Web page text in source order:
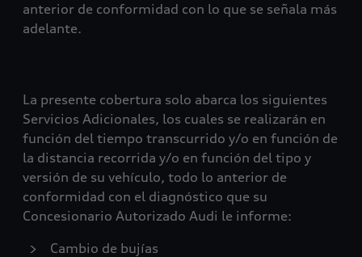
anterior de conformidad con lo que se señala más
adelante.
La presente cobertura solo abarca los siguientes
Servicios Adicionales, los cuales se realizarán en
función del tiempo transcurrido y/o en función de
la distancia recorrida y/o en función del tipo y
versión de su vehículo, todo lo anterior de
conformidad con el diagnóstico que su
Concesionario Autorizado Audi le informe:
Cambio de bujías